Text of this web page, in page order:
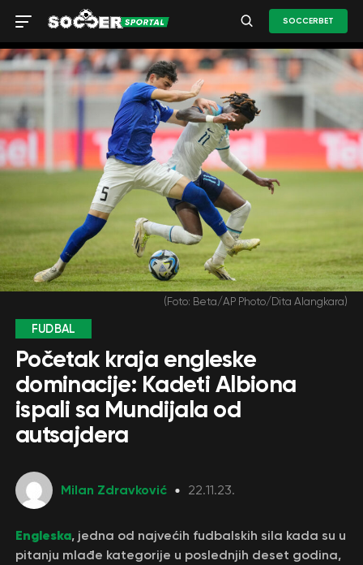
SOCCERBET
(Foto: Beta/AP Photo/Dita Alangkara)
FUDBAL
Početak kraja engleske
dominacije: Kadeti Albiona
ispali sa Mundijala od
autsajdera
Milan Zdravković 22.11.23.
Engleska, jedna od najvećih fudbalskih sila kada su u
pitanju mlađe kategorije u poslednjih deset godina,